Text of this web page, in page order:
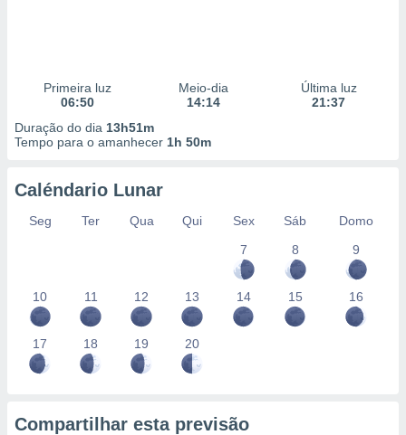
Primeira luz
06:50
Meio-dia
14:14
Última luz
21:37
Duração do dia 13h51m
Tempo para o amanhecer 1h 50m
Caléndario Lunar
Seg Ter Qua Qui Sex Sáb
Domo
7
8 9
10 11 12 13 14 15 16
17 18 19 20
Compartilhar esta previsão